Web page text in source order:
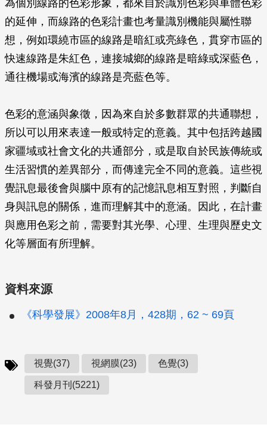
為個別線路的色彩形象，都來自於識別色彩與車體色彩
的延伸，而線路的色彩計畫也考量識別機能與屬性聯
想，例如環繞市區的線路是暗紅或亮綠色，貫穿市區的
快速線路是朱紅色，連接城鄉的線路是暗綠或深藍色，
通往機場或海濱的線路是亮藍色等。
色彩的意涵與象徵，因為來自於多數群眾的共通聯想，
所以可以用來表達一般或特定的意義。其中包括跨越國
家疆域或社會文化的共通部分，或是取自於民族傳統或
生活習慣的差異部分，而傳達完全不同的意義。這些視
覺訊息最後會與腦中原有的記憶訊息相互對照，判斷自
身與訊息的關係，進而理解其中的意涵。因此，在計畫
與應用色彩之前，需要對其光學、心理、生理與歷史文
化等層面有所理解。
資料來源
《科學發展》2008年8月，428期，62 ~ 69頁
視覺(37) 視網膜(23) 色覺(3)
科發月刊(5221)